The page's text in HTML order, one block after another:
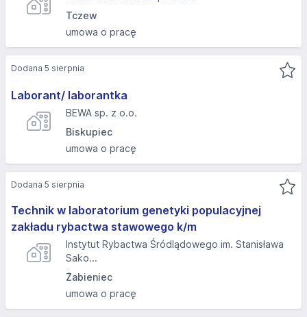
Tczew
umowa o pracę
Laborant/ laborantka
BEWA sp. z o.o.
Biskupiec
umowa o pracę
Dodana 5 sierpnia
Technik w laboratorium genetyki populacyjnej
zakładu rybactwa stawowego k/m
Instytut Rybactwa Śródlądowego im. Stanisława
Sako...
Żabieniec
umowa o pracę
Dodana 5 sierpnia